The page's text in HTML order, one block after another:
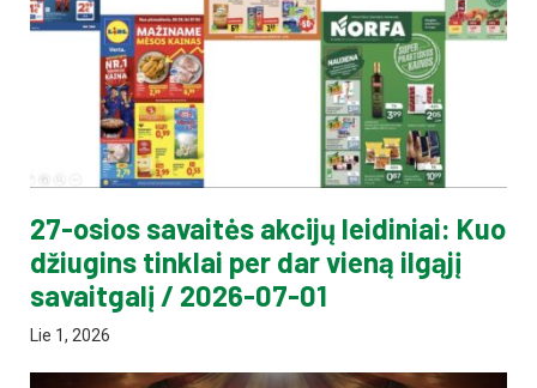
27-osios savaitės akcijų leidiniai: Kuo
džiugins tinklai per dar vieną ilgąjį
savaitgalį / 2026-07-01
Lie 1, 2026